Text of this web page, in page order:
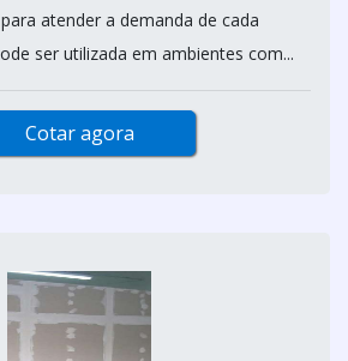
atender a demanda de cada
ser utilizada em ambientes com...
Cotar agora